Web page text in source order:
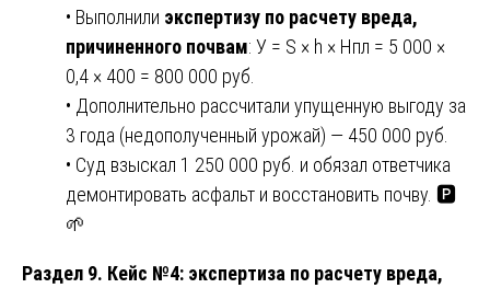
• Выполнили экспертизу по расчету вреда,
причиненного почвам: У = S × h × Нпл = 5 000 ×
0,4 × 400 = 800 000 руб.
• Дополнительно рассчитали упущенную выгоду за
3 года (недополученный урожай) — 450 000 руб.
• Суд взыскал 1 250 000 руб. и обязал ответчика
демонтировать асфальт и восстановить почву. 🅿️
🌱
Раздел 9. Кейс №4: экспертиза по расчету вреда,